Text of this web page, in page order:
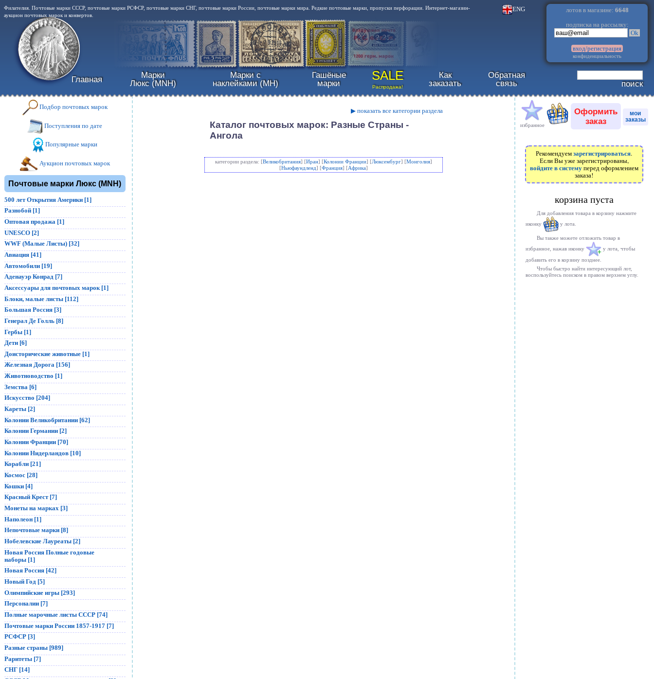
Филателия. Почтовые марки СССР, почтовые марки РСФСР, почтовые марки СНГ, почтовые марки России, почтовые марки мира. Редкие почтовые марки, пропуски перфорации. Интернет-магазин-
аукцион почтовых марок и конвертов.
ENG лотов в магазине: 6648
подписка на рассылку:
Ok
вход/регистрация
конфиденциальность
.
Главная
Марки
Люкс (MNH)
Марки с
наклейками (MH)
Гашёные
марки
SALE
Распродажа!
Как
заказать
Обратная
связь
поиск
Подбор почтовых марок
Поступления по дате
Популярные марки
Аукцион почтовых марок
Почтовые марки Люкс (MNH)
500 лет Открытия Америки [1]
Разнобой [1]
Оптовая продажа [1]
UNESCO [2]
WWF (Малые Листы) [32]
Авиация [41]
Автомобили [19]
Аденауэр Конрад [7]
Аксессуары для почтовых марок [1]
Блоки, малые листы [112]
Большая Россия [3]
Генерал Де Голль [8]
Гербы [1]
Дети [6]
Доисторические животные [1]
Железная Дорога [156]
Животноводство [1]
Земства [6]
Искусство [204]
Кареты [2]
Колонии Великобритании [62]
Колонии Германии [2]
Колонии Франции [70]
Колонии Нидерландов [10]
Корабли [21]
Космос [28]
Кошки [4]
Красный Крест [7]
Монеты на марках [3]
Наполеон [1]
Непочтовые марки [8]
Нобелевские Лауреаты [2]
Новая Россия Полные годовые
наборы [1]
Новая Россия [42]
Новый Год [5]
Олимпийские игры [293]
Персоналии [7]
Полные марочные листы СССР [74]
Почтовые марки России 1857-1917 [7]
РСФСР [3]
Разные страны [989]
Раритеты [7]
СНГ [14]
▶ показать все категории раздела
Каталог почтовых марок: Разные Страны -
Ангола
категории раздела: [Великобритания] [Иран] [Колонии Франции] [Люксембург] [Монголия]
[Ньюфаундленд] [Франция] [Африка]
избранное
Оформить
заказ
мои
заказы
Рекомендуемзарегистрироваться.
Если Вы уже зарегистрированы,
войдите в системуперед оформлением
заказа!